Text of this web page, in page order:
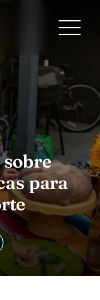
para